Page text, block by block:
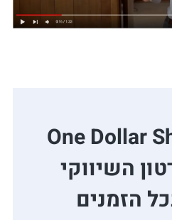
One Dollar
השיווקי
הזמנים